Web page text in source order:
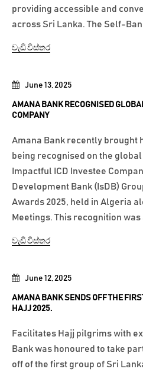
June 12, 2025
AMANA BANK SENDS OFF THE
HAJJ 2025.
Facilitates Hajj pilgrims with
Bank was honoured to take
off of the first group of Sri
June 13, 2025
AMANA BANK RECOGNISED
COMPANY
Amana Bank recently brought
being recognised on the
Impactful ICD Investee
Development Bank (IsDB)
Awards 2025, held in Algeria
Meetings. This recognition
වැඩි විස්තර
providing accessible and
across Sri Lanka. The Self-
වැඩි විස්තර